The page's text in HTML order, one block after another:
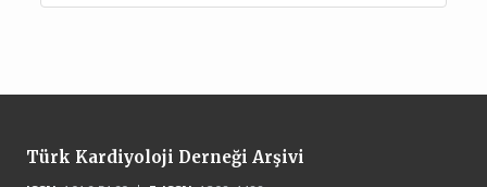
Türk Kardiyoloji Derneği Arşivi